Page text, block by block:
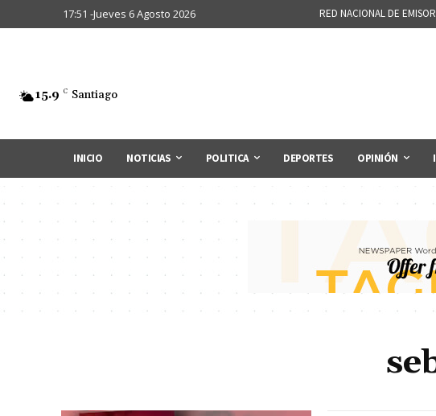
17:51 -Jueves 6 Agosto 2026 RED NACIONAL DE
15.9 C Santiago
INICIO NOTICIAS POLITICA DEPORTES OPINIÓN